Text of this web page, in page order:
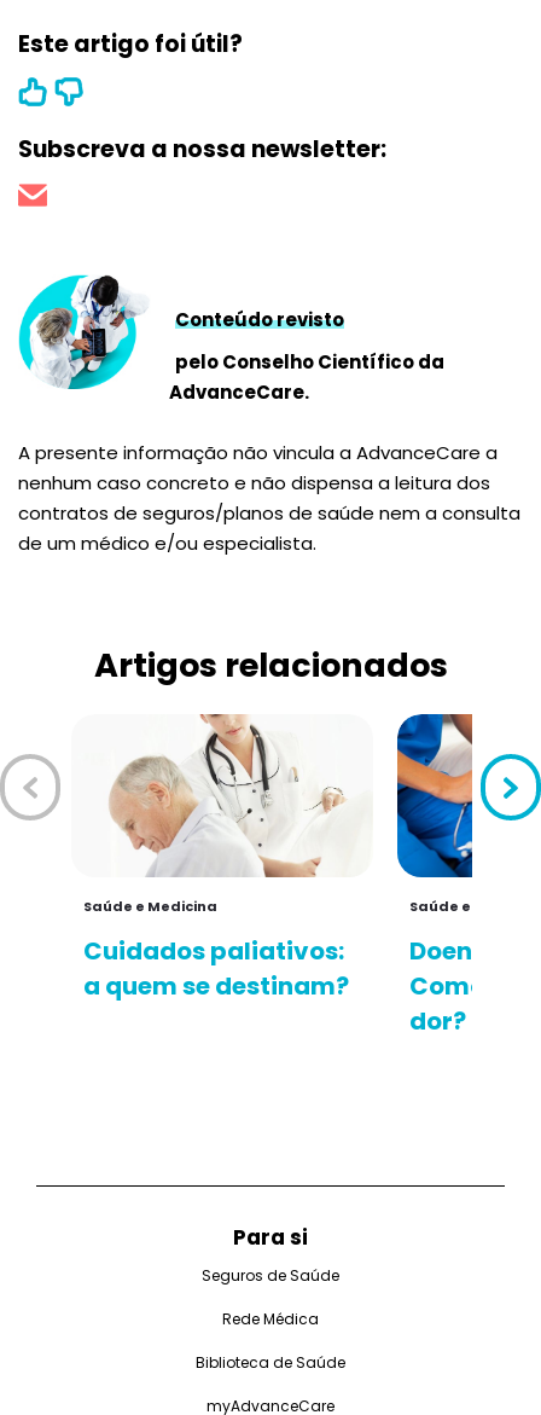
Este artigo foi útil?
Subscreva a nossa newsletter:
Conteúdo revisto
pelo Conselho Científico da
AdvanceCare.
A presente informação não vincula a AdvanceCare a
nenhum caso concreto e não dispensa a leitura dos
contratos de seguros/planos de saúde nem a consulta
de um médico e/ou especialista.
Artigos relacionados
Saúde e Medicina
Cuidados paliativos:
a quem se destinam?
Saúde e
Doentes
Como
dor?
Para si
Seguros de Saúde
Rede Médica
Biblioteca de Saúde
myAdvanceCare